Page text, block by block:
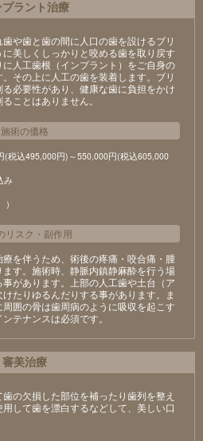
プラント治療
や歯と歯の間に人口の歯を設けるブリ
美しくしっかりと咬める歯を取り戻す
人工歯根（インプラント）をご自身の
その上に人工の歯を装着します。ブリ
必要性があり、健康な歯に負担をかけ
ことはありません。
施術の価格
(税込495,000円)～550,000円(税込605,000
み
リスク ・ 副作用
を伴うため、術後の疼痛・咬合痛・腫
す。施術時、静脈内鎮静麻酔を行う場
があります。上部の人工歯や土台（ア
たりゆるんだりする事があります。ま
囲の骨は歯周病のように吸収を起こす
テナンスは必須です。
審美治療
の⽋損した部位を補ったり⻭列を整え
して⻭を漂⽩するなどして、美しい⼝